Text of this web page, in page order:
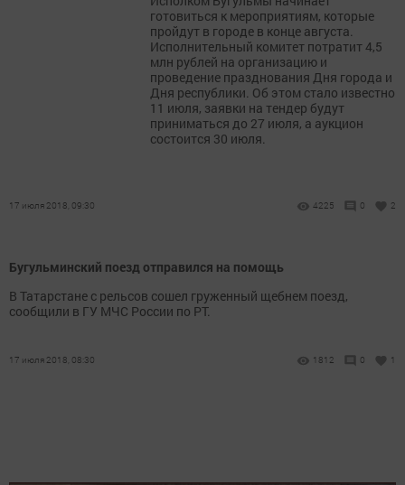
готовиться к мероприятиям, которые
пройдут в городе в конце августа.
Исполнительный комитет потратит 4,5
млн рублей на организацию и
проведение празднования Дня города и
Дня республики. Об этом стало известно
11 июля, заявки на тендер будут
приниматься до 27 июля, а аукцион
состоится 30 июля.
17 июля 2018, 09:30 4225 0 2
Бугульминский поезд отправился на помощь
В Татарстане с рельсов сошел груженный щебнем поезд,
сообщили в ГУ МЧС России по РТ.
17 июля 2018, 08:30 1812 0 1